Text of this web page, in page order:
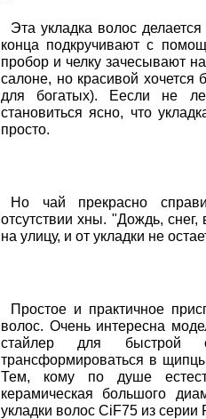
Эта укладка волос
конца подкручивают с
пробор и челку зачесывают
салоне, но красивой
для богатых). Еесли не
становиться ясно, что
просто.
Но чай прекрасно
отсутствии хны. "Дождь,
на улицу, и от укладки не
Простое и практичное
волос. Очень интересна
стайлер для быстрой
трансформироваться в
Тем, кому по душе
керамическая большого
укладки волос CiF75 из серии